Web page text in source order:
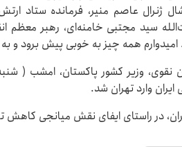
ژنرال عاصم منیر، فرمانده ستاد
سید مجتبی خامنه‌ای، رهبر معظم
همه چیز به خوبی پیش برود و
وارد تهران شد.
در راستای ایفای نقش میانجی کاهش